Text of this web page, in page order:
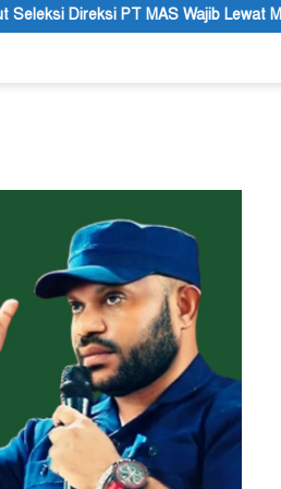
Lewat Mekanisme RUPS